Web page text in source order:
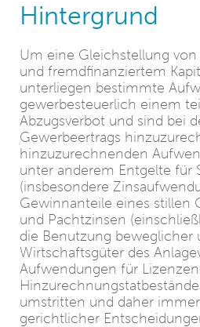
Hintergrund
Um eine Gleichstellung von
und fremdfinanziertem
unterliegen bestimmte
gewerbesteuerlich einem
Abzugsverbot und sind bei
Gewerbeertrags
hinzuzurechnenden
unter anderem Entgelte für
(insbesondere
Gewinnanteile eines stillen
und Pachtzinsen
die Benutzung beweglicher
Wirtschaftsgüter des
Aufwendungen für
umstritten und daher
gerichtlicher